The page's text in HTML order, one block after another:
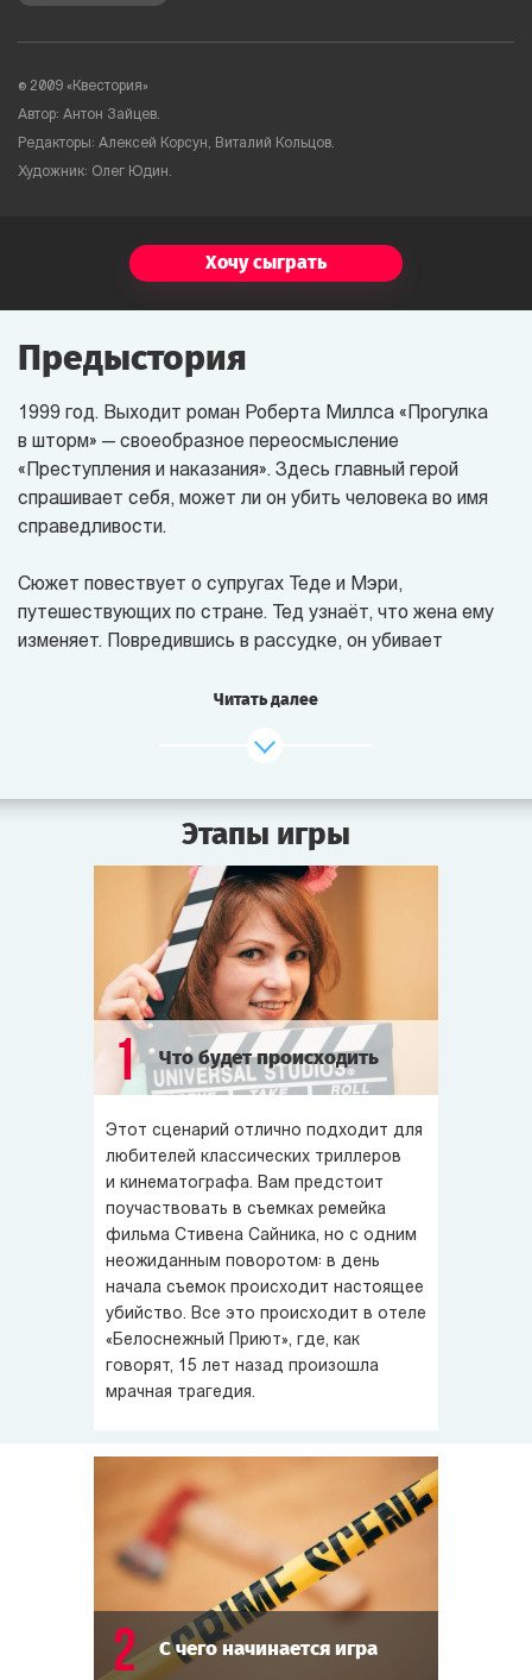
© 2009 «Квестория»
Автор: Антон Зайцев.
Редакторы: Алексей Корсун, Виталий Кольцов.
Художник: Олег Юдин.
Хочу сыграть
Предыстория
1999 год. Выходит роман Роберта Миллса «Прогулка
в шторм» — своеобразное переосмысление
«Преступления и наказания». Здесь главный герой
спрашивает себя, может ли он убить человека во имя
справедливости.
Сюжет повествует о супругах Теде и Мэри,
путешествующих по стране. Тед узнаёт, что жена ему
изменяет. Повредившись в рассудке, он убивает
раскаивается в убийстве любимой, но не жалеет
высокие оценки критиков, хотя в прокате не слишком
успешна.
2009 год. Знаменитый режиссёр Стивен Сайник
приступает к съёмкам ремейка фильма «Прогулка
в шторм» в жанре классического триллера.
Сегодня утром съёмочная группа прибыла в отель
«Белоснежный Приют», где по сюжету фильма
произошло убийство. Встречая гостей, хозяин отеля
рассказал, что именно здесь 15 лет назад один
из постояльцев сошёл с ума и зарубил топором жену
и её любовника — хотя некоторые заподозрили, что это
вымысел для раскрутки отеля.
Шутки закончились, когда произошло настоящее
убийство. Жертвой оказался сам режиссёр — Стивен
Вам предстоит продолжить съёмки фильма,
и вычислить убийцу. А если убийца вы — запутать следы
и сбить следствие с толку.
Читать далее
Этапы игры
1 Что будет происходить
Этот сценарий отлично подходит для
любителей классических триллеров
и кинематографа. Вам предстоит
поучаствовать в съемках ремейка
фильма Стивена Сайника, но с одним
неожиданным поворотом: в день
начала съемок происходит настоящее
убийство. Все это происходит в отеле
«Белоснежный Приют», где, как
говорят, 15 лет назад произошла
мрачная трагедия.
2 С чего начинается игра